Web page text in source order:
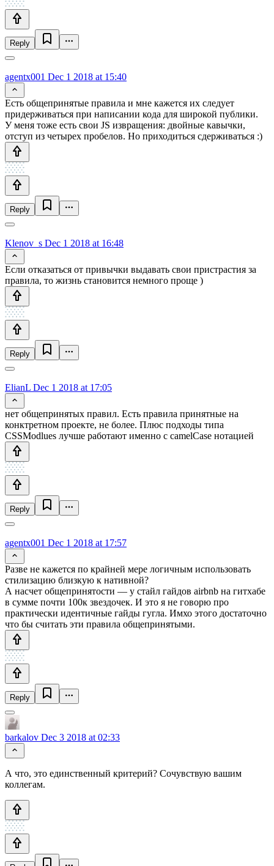
Reply
agentx001 Dec 1 2018 at 15:40
Есть общепринятые правила и мне кажется их следует
придерживаться при написании кода для широкой публики.
У меня тоже есть свои JS извращения: двойные кавычки,
отступ из четырех пробелов. Но приходиться сдерживаться :)
Reply
Klenov_s Dec 1 2018 at 16:48
Если отказаться от привычки выдавать свои пристрастия за
правила, то жизнь становится немного проще )
Reply
ElianL Dec 1 2018 at 17:05
нет общепринятых правил. Есть правила принятные на
конктретном проекте, не более. Плюс подходы типа
CSSModlues лучше работают именно с camelCase нотацией
Reply
agentx001 Dec 1 2018 at 17:57
Разве не кажется по крайней мере логичным использовать
стилизацию близкую к нативной?
А насчет общепринятости — у стайл гайдов airbnb на гитхабе
в сумме почти 100к звездочек. И это я не говорю про
практически идентичные гайды гугла. Имхо этого достаточно
что бы считать эти правила общепринятыми.
Reply
barkalov Dec 3 2018 at 02:33
А что, это единственный критерий? Сочувствую вашим
коллегам.